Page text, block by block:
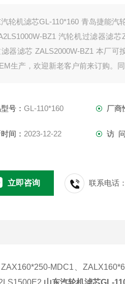
轮机滤芯GL-110*160 青岛捷能汽
BZ1 汽轮机过滤器滤芯
器滤芯 ZALS2000W-BZ1 本厂可
生产，欢迎新老客户前来订购。同
号：GL-110*160 厂商
间： 2023-12-22 访
立即咨询 联系电话
MDC1、
山东汽轮机滤芯GL-